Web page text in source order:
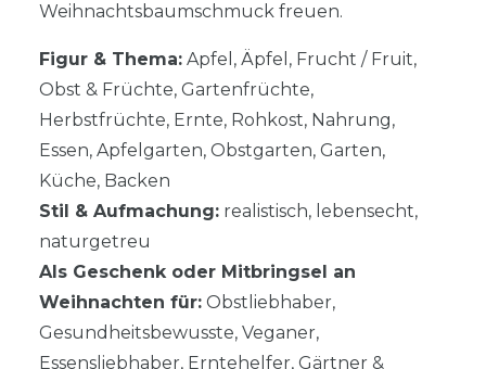
Weihnachtsbaumschmuck freuen.
Figur & Thema: Apfel, Äpfel, Frucht / Fruit,
Obst & Früchte, Gartenfrüchte,
Herbstfrüchte, Ernte, Rohkost, Nahrung,
Essen, Apfelgarten, Obstgarten, Garten,
Küche, Backen
Stil & Aufmachung: realistisch, lebensecht,
naturgetreu
Als Geschenk oder Mitbringsel an
Weihnachten für: Obstliebhaber,
Gesundheitsbewusste, Veganer,
Essensliebhaber, Erntehelfer, Gärtner &